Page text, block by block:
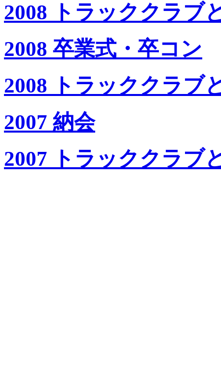
2008 トラッククラブ
2008 卒業式・卒コン
2008 トラッククラブ
2007 納会
2007 トラッククラブ